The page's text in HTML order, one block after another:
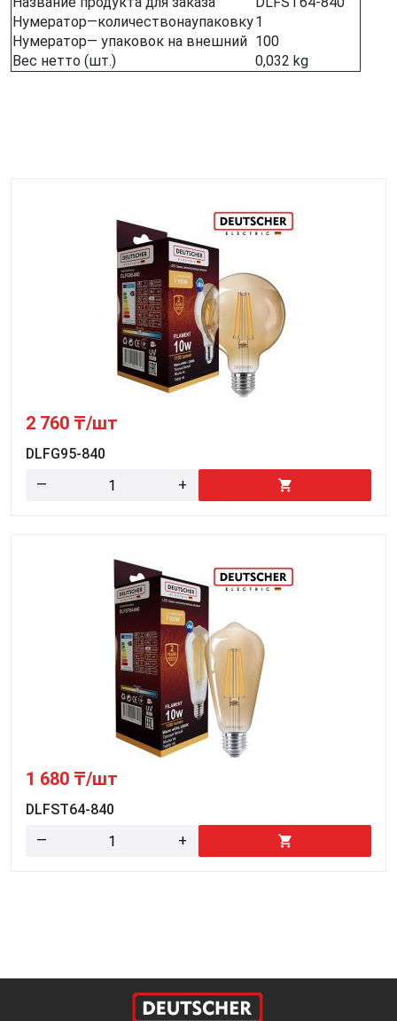
Нумератор—количествонаупаковку1
Нумератор— упаковок на внешний 100
Вес нетто (шт.)
0,032 kg
2 760 ₸/шт
DLFG95-840
—
+
1 680 ₸/шт
DLFST64-840
—
+